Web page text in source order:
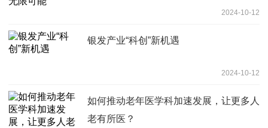
2024-10-12
银发产业“科创”新机遇
2024-10-12
如何推动老年医学科加速发展，让更多人
老有所医？